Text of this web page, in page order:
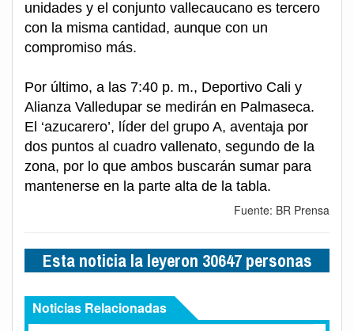
unidades y el conjunto vallecaucano es tercero
con la misma cantidad, aunque con un
compromiso más.
Por último, a las 7:40 p. m., Deportivo Cali y
Alianza Valledupar se medirán en Palmaseca.
El ‘azucarero’, líder del grupo A, aventaja por
dos puntos al cuadro vallenato, segundo de la
zona, por lo que ambos buscarán sumar para
mantenerse en la parte alta de la tabla.
Fuente: BR Prensa
Esta noticia la leyeron 30647 personas
Noticias Relacionadas